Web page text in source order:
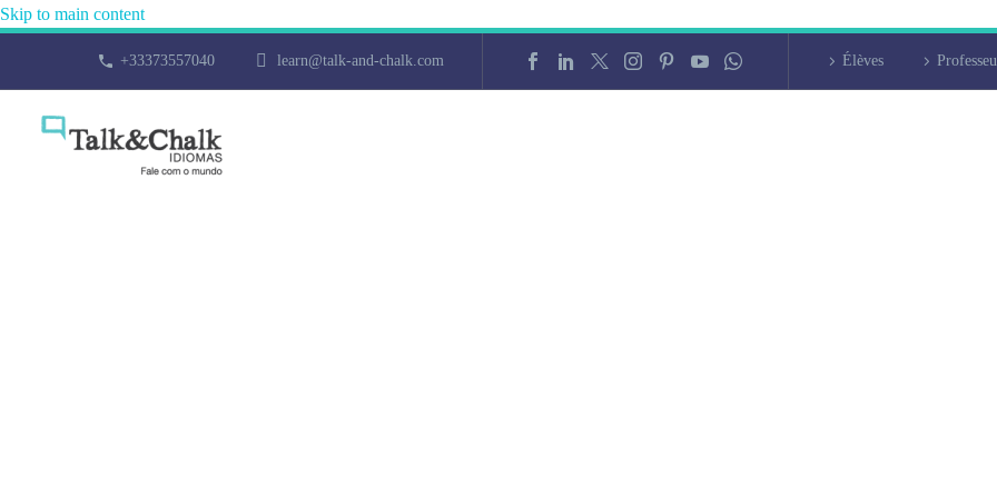
Skip to main content
+33373557040 learn@talk-and-chalk.com Élèves